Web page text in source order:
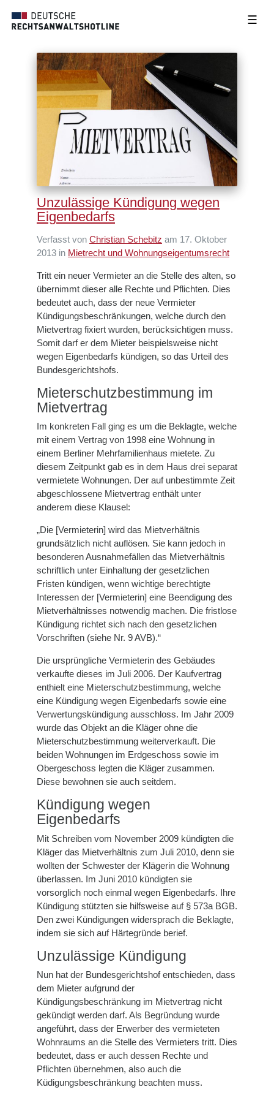
☰
Unzulässige Kündigung wegen
Eigenbedarfs
Verfasst von Christian Schebitz am 17. Oktober
2013 in Mietrecht und Wohnungseigentumsrecht
Tritt ein neuer Vermieter an die Stelle des alten, so
übernimmt dieser alle Rechte und Pflichten. Dies
bedeutet auch, dass der neue Vermieter
Kündigungsbeschränkungen, welche durch den
Mietvertrag fixiert wurden, berücksichtigen muss.
Somit darf er dem Mieter beispielsweise nicht
wegen Eigenbedarfs kündigen, so das Urteil des
Bundesgerichtshofs.
Mieterschutzbestimmung im
Mietvertrag
Im konkreten Fall ging es um die Beklagte, welche
mit einem Vertrag von 1998 eine Wohnung in
einem Berliner Mehrfamilienhaus mietete. Zu
diesem Zeitpunkt gab es in dem Haus drei separat
vermietete Wohnungen. Der auf unbestimmte Zeit
abgeschlossene Mietvertrag enthält unter
anderem diese Klausel:
„Die [Vermieterin] wird das Mietverhältnis
grundsätzlich nicht auflösen. Sie kann jedoch in
besonderen Ausnahmefällen das Mietverhältnis
schriftlich unter Einhaltung der gesetzlichen
Fristen kündigen, wenn wichtige berechtigte
Interessen der [Vermieterin] eine Beendigung des
Mietverhältnisses notwendig machen. Die fristlose
Kündigung richtet sich nach den gesetzlichen
Vorschriften (siehe Nr. 9 AVB).“
Die ursprüngliche Vermieterin des Gebäudes
verkaufte dieses im Juli 2006. Der Kaufvertrag
enthielt eine Mieterschutzbestimmung, welche
eine Kündigung wegen Eigenbedarfs sowie eine
Verwertungskündigung ausschloss. Im Jahr 2009
wurde das Objekt an die Kläger ohne die
Mieterschutzbestimmung weiterverkauft. Die
beiden Wohnungen im Erdgeschoss sowie im
Obergeschoss legten die Kläger zusammen.
Diese bewohnen sie auch seitdem.
Kündigung wegen
Eigenbedarfs
Mit Schreiben vom November 2009 kündigten die
Kläger das Mietverhältnis zum Juli 2010, denn sie
wollten der Schwester der Klägerin die Wohnung
überlassen. Im Juni 2010 kündigten sie
vorsorglich noch einmal wegen Eigenbedarfs. Ihre
Kündigung stützten sie hilfsweise auf § 573a BGB.
Den zwei Kündigungen widersprach die Beklagte,
indem sie sich auf Härtegründe berief.
Unzulässige Kündigung
Nun hat der Bundesgerichtshof entschieden, dass
dem Mieter aufgrund der
Kündigungsbeschränkung im Mietvertrag nicht
gekündigt werden darf. Als Begründung wurde
angeführt, dass der Erwerber des vermieteten
Wohnraums an die Stelle des Vermieters tritt. Dies
bedeutet, dass er auch dessen Rechte und
Pflichten übernehmen, also auch die
Küdigungsbeschränkung beachten muss.